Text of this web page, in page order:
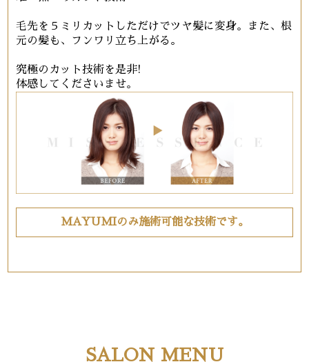
毛先を５ミリカットしただけでツヤ髪に変身。また、根
元の髪も、フンワリ立ち上がる。
究極のカット技術を是非!
体感してくださいませ。
MAYUMIのみ施術可能な技術です。
SALON MENU